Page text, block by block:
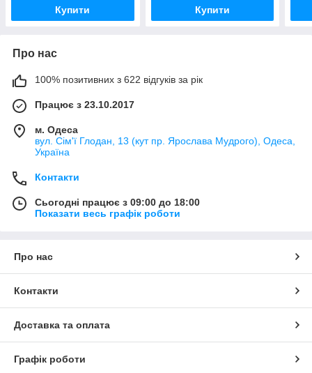
Купити Купити
Про нас
100% позитивних з 622 відгуків за рік
Працює з 23.10.2017
м. Одеса
вул. Сім'ї Глодан, 13 (кут пр. Ярослава Мудрого), Одеса,
Україна
Контакти
Сьогодні працює з 09:00 до 18:00
Показати весь графік роботи
Про нас
Контакти
Доставка та оплата
Графік роботи